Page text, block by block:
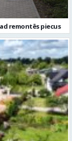
remontēs piecus